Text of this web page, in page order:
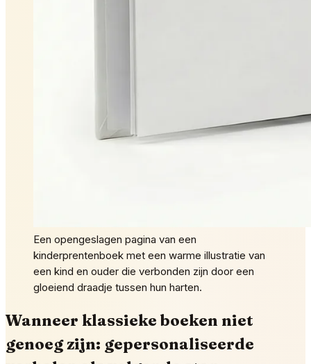
Een opengeslagen pagina van een
kinderprentenboek met een warme illustratie van
een kind en ouder die verbonden zijn door een
gloeiend draadje tussen hun harten.
Wanneer klassieke boeken niet
genoeg zijn: gepersonaliseerde